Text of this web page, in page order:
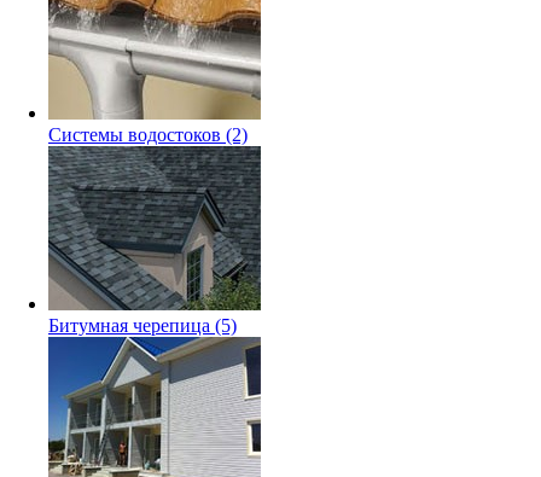
Системы водостоков (2)
Битумная черепица (5)